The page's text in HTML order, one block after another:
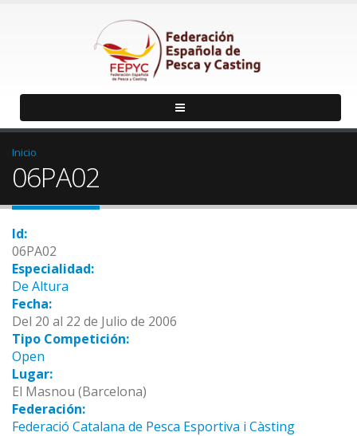
Inicio
06PA02
Id:
06PA02
Especialidad:
De Altura
Fecha:
Del 20 al 22 de Julio de 2006
Tipo Competición:
Open
Lugar:
El Masnou (Barcelona)
Federación:
Federació Catalana de Pesca Esportiva i Càsting